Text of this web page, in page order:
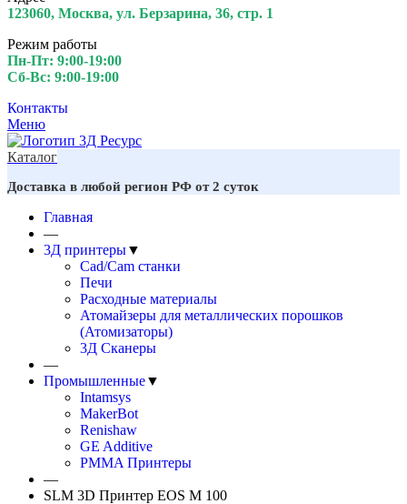
123060, Москва, ул. Берзарина, 36, стр. 1
Режим работы
Пн-Пт: 9:00-19:00
Сб-Вс: 9:00-19:00
Контакты
Меню
Каталог
Доставка в любой регион РФ от 2 суток
Главная
—
3Д принтеры▼
Cad/Cam станки
Печи
Расходные материалы
Атомайзеры для металлических порошков
(Атомизаторы)
3Д Сканеры
—
Промышленные▼
Intamsys
MakerBot
Renishaw
GE Additive
PMMA Принтеры
—
SLM 3D Принтер EOS M 100